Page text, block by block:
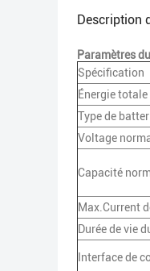
Description
Paramètres
Spécification
Énergie totale
Type de
Voltage
Capacité
Max.Current
Durée de vie
Interface de